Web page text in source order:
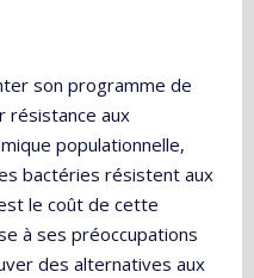
son programme de
résistance aux
populationnelle,
bactéries résistent aux
le coût de cette
à ses préoccupations
des alternatives aux